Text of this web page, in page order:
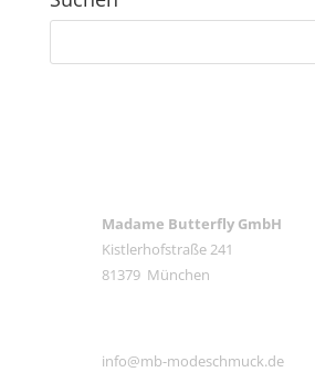
Madame Butterfly GmbH
Kistlerhofstraße 241
81379 München
info@mb-modeschmuck.de